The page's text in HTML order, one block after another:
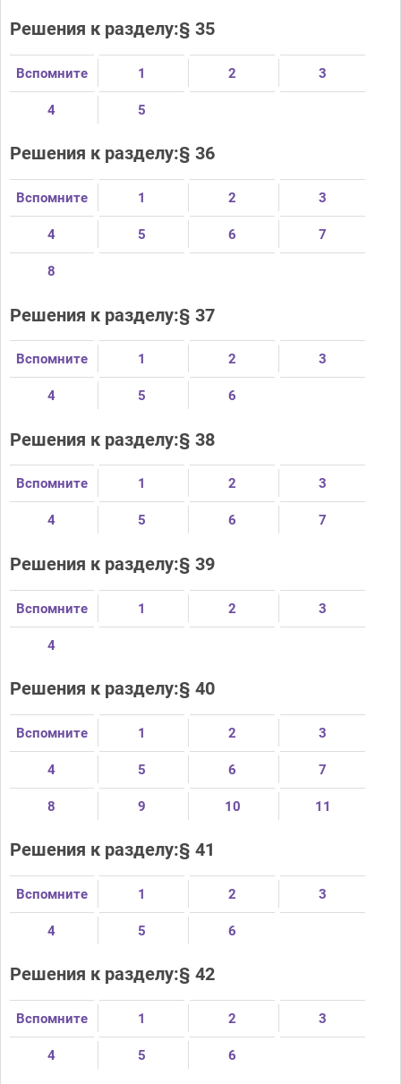
Решения к разделу:§ 35
Вспомните 1 2 3
4 5
Решения к разделу:§ 36
Вспомните 1 2 3
4 5 6 7
8
Решения к разделу:§ 37
Вспомните 1 2 3
4 5 6
Решения к разделу:§ 38
Вспомните 1 2 3
4 5 6 7
Решения к разделу:§ 39
Вспомните 1 2 3
4
Решения к разделу:§ 40
Вспомните 1 2 3
4 5 6 7
8 9 10 11
Решения к разделу:§ 41
Вспомните 1 2 3
4 5 6
Решения к разделу:§ 42
Вспомните 1 2 3
4 5 6